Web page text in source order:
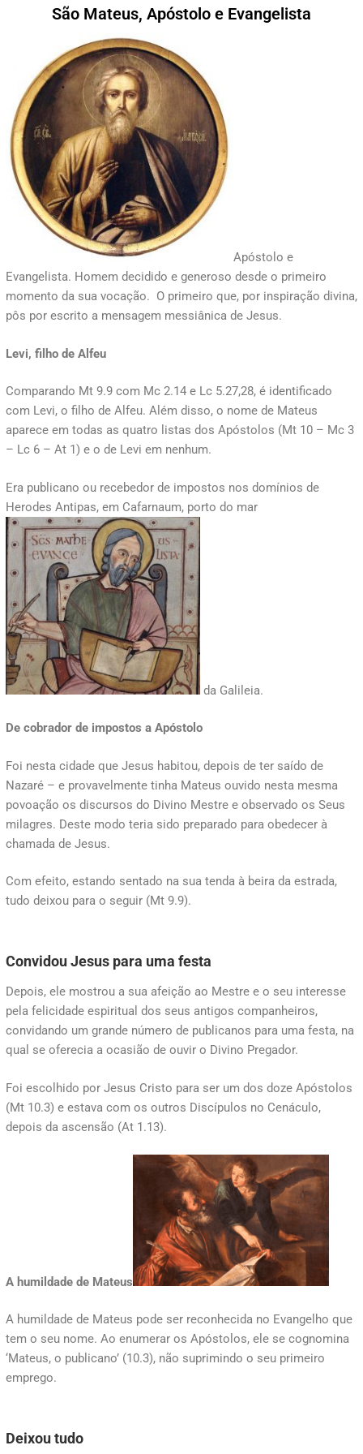
São Mateus, Apóstolo e Evangelista
Apóstolo e
Evangelista. Homem decidido e generoso desde o primeiro
momento da sua vocação. O primeiro que, por inspiração divina,
pôs por escrito a mensagem messiânica de Jesus.
Levi, filho de Alfeu
Comparando Mt 9.9 com Mc 2.14 e Lc 5.27,28, é identificado
com Levi, o filho de Alfeu. Além disso, o nome de Mateus
aparece em todas as quatro listas dos Apóstolos (Mt 10 – Mc 3
– Lc 6 – At 1) e o de Levi em nenhum.
Era publicano ou recebedor de impostos nos domínios de
Herodes Antipas, em Cafarnaum, porto do mar
da Galileia.
De cobrador de impostos a Apóstolo
Foi nesta cidade que Jesus habitou, depois de ter saído de
Nazaré – e provavelmente tinha Mateus ouvido nesta mesma
povoação os discursos do Divino Mestre e observado os Seus
milagres. Deste modo teria sido preparado para obedecer à
chamada de Jesus.
Com efeito, estando sentado na sua tenda à beira da estrada,
tudo deixou para o seguir (Mt 9.9).
Convidou Jesus para uma festa
Depois, ele mostrou a sua afeição ao Mestre e o seu interesse
pela felicidade espiritual dos seus antigos companheiros,
convidando um grande número de publicanos para uma festa, na
qual se oferecia a ocasião de ouvir o Divino Pregador.
Foi escolhido por Jesus Cristo para ser um dos doze Apóstolos
(Mt 10.3) e estava com os outros Discípulos no Cenáculo,
depois da ascensão (At 1.13).
A humildade de Mateus
A humildade de Mateus pode ser reconhecida no Evangelho que
tem o seu nome. Ao enumerar os Apóstolos, ele se cognomina
‘Mateus, o publicano’ (10.3), não suprimindo o seu primeiro
emprego.
Deixou tudo